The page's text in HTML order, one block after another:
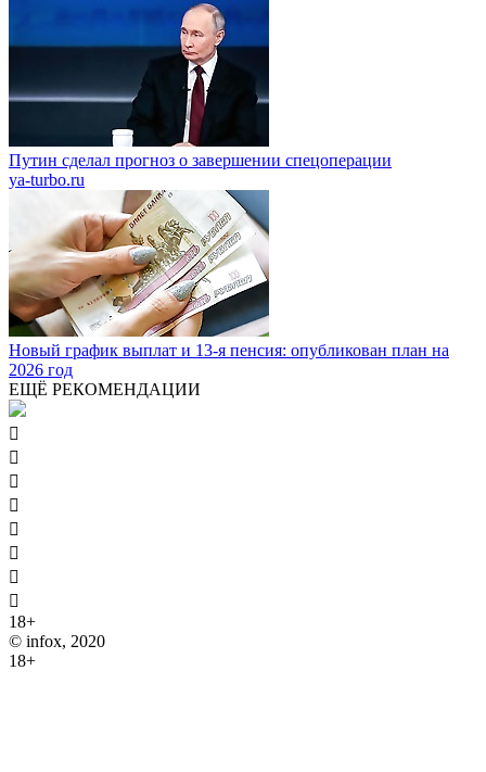
Путин сделал прогноз о завершении спецоперации
ya-turbo.ru
Новый график выплат и 13-я пенсия: опубликован план на
2026 год
ЕЩЁ РЕКОМЕНДАЦИИ








18+
© infox, 2020
18+